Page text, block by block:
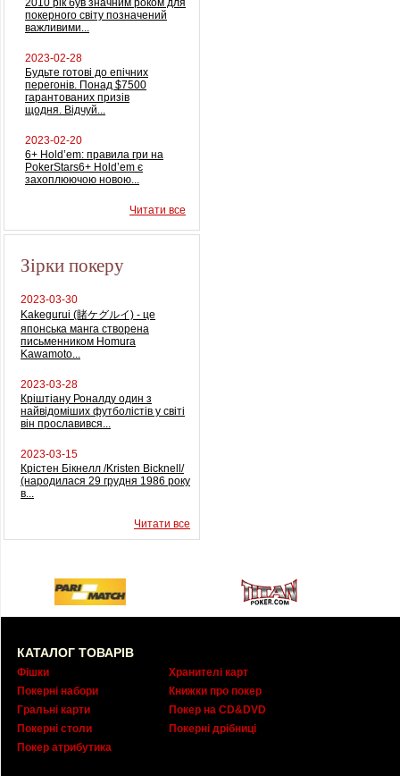
2010 рік був значним роком для
покерного світу позначений
важливими...
2023-02-28
Будьте готові до епічних
перегонів. Понад $7500
гарантованих призів
щодня. Відчуй...
2023-02-20
6+ Hold’em: правила гри на
PokerStars6+ Hold’em є
захоплюючою новою...
Читати все
Зірки покеру
2023-03-30
Kakegurui (賭ケグルイ) - це
японська манга створена
письменником Homura
Kawamoto...
2023-03-28
Кріштіану Роналду один з
найвідоміших футболістів у світі
він прославився...
2023-03-15
Крістен Бікнелл /Kristen Bicknell/
(народилася 29 грудня 1986 року
в...
Читати все
КАТАЛОГ ТОВАРІВ
Фішки
Покерні набори
Гральні карти
Покерні столи
Покер атрибутика
Хранителі карт
Книжки про покер
Покер на CD&DVD
Покерні дрібниці